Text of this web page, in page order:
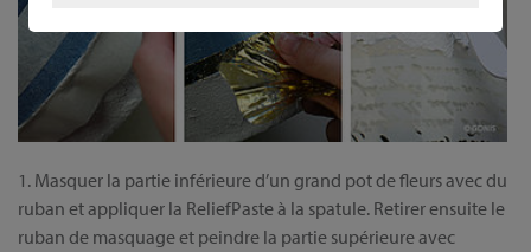
1. Masquer la partie inférieure d’un grand pot de fleurs avec du
ruban et appliquer la ReliefPaste à la spatule. Retirer ensuite le
ruban de masquage et peindre la partie supérieure avec